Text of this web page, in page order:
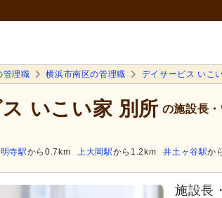
管理職 横浜市南区の管理職 デイサービス いこ
いこい家 別所 の施設長
寺駅から0.7km 上大岡駅から1.2km 井土ヶ谷駅か
施設長